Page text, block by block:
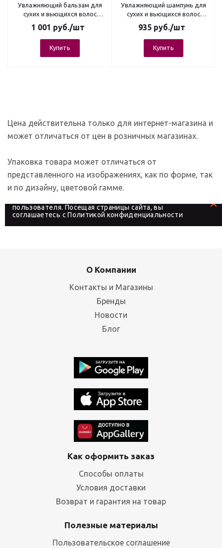
Увлажняющий бальзам для
сухих и вьющихся волос
1000мл
1 001 руб./шт
Купить
Увлажняющий шампунь для
сухих и вьющихся волос
1000мл
935руб./шт
Купить
Цена действительна только для интернет-магазина и
может отличаться от цен в розничных магазинах.
Упаковка товара может отличаться от
представленного на изображениях, как по форме, так
и по дизайну, цветовой гамме.
На сайте используются файлы cookies, которые его
пользователя. Посещая страницы сайта, вы
соглашаетесь сПолитикой конфиденциальности
О Компании
Контакты и Магазины
Бренды
Новости
Блог
Как оформить заказ
Способы оплаты
Условия доставки
Возврат и гарантия на товар
Полезные материалы
Пользовательское соглашение